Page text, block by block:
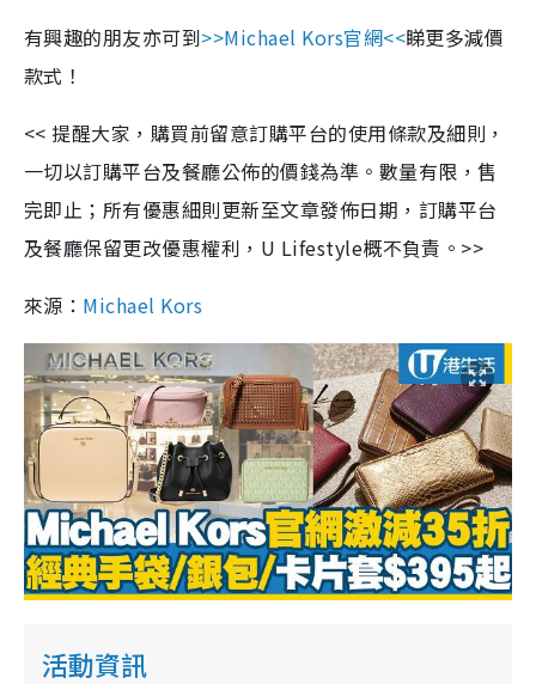
有興趣的朋友亦可到>>Michael Kors官網<<睇更多減價
款式！
<<提醒大家，購買前留意訂購平台的使用條款及細則，
一切以訂購平台及餐廳公佈的價錢為準。數量有限，售
完即止；所有優惠細則更新至文章發佈日期，訂購平台
及餐廳保留更改優惠權利， U Lifestyle概不負責。 >>
來源： Michael Kors
活動資訊